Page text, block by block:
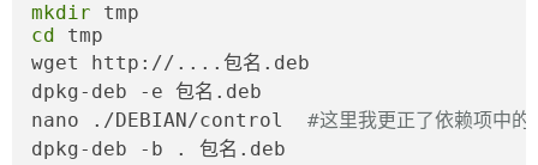
mkdir
cd tmp
wget http://....包名.deb
dpkg-deb -e 包名.deb
nano ./DEBIAN/control #这里我更正了依赖项中的
dpkg-deb -b . 包名.deb